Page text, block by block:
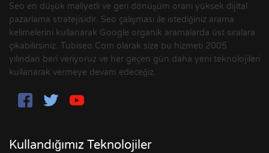
Seo en düşük maliyetli ve geri dönüşüm oranı yüksek dijital
pazarlama stratejisidir. Seo çalışması ile istediğiniz arama
kelimelerini kullanarak Google organik aramalarda üst sıralara
çıkabilirsiniz. Tubiseo.Com olarak size bu hizmeti 2005
yılından beri veriyoruz ve her geçen gün daha yeni teknolojileri
kullanarak vermeye devam edeceğiz.
Kullandığımız Teknolojiler